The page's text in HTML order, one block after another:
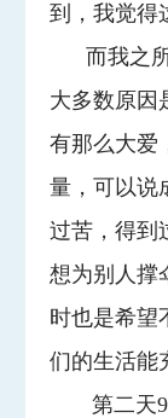
到，我觉得
而我之所
大多数原因
有那么大爱
量，可以说
过苦，得到
想为别人撑
时也是希望
们的生活能
第二天9